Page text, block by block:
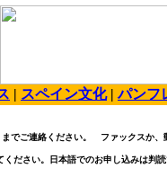
| スペイン文化|パンフ
でご連絡ください。 ファックスか、
ださい。 日本語でのお申し込みは判